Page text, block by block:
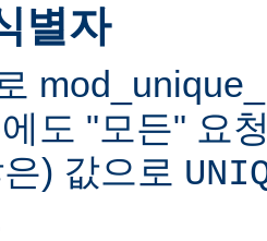
별자
도 "모든" 요
) 값으로